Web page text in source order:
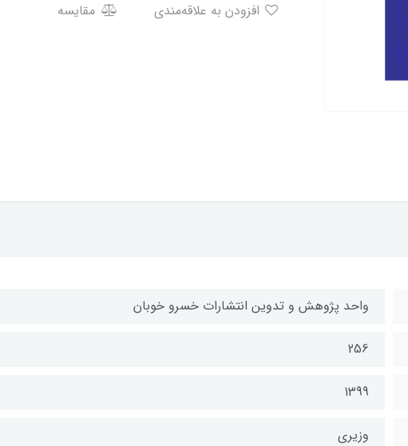
مقایسه
واحد پژوهش و تدوین انتشارات خسرو خوبان
256
1399
وزیری